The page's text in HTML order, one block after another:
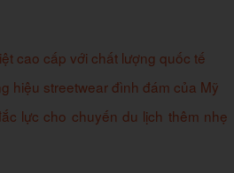
cao cấp với chất lượng quốc tế
hiệu streetwear đình đám của Mỹ
lực cho chuyến du lịch thêm nhẹ